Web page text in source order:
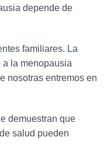
depende de
familiares. La
la menopausia
nosotras entremos en
demuestran que
salud pueden